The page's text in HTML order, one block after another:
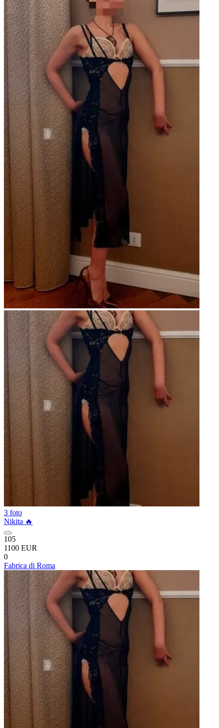
3 foto
Nikita 🔥
105
1100 EUR
0
Fabrica di Roma